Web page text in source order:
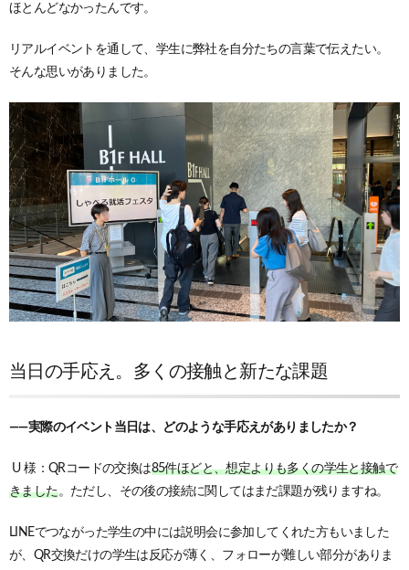
ほとんどなかったんです。
リアルイベントを通して、学生に弊社を自分たちの言葉で伝えたい。
そんな思いがありました。
当日の手応え。多くの接触と新たな課題
——実際のイベント当日は、どのような手応えがありましたか？
U 様：QRコードの交換は85件ほどと、想定よりも多くの学生と接触で
きました。 ただし、その後の接続に関してはまだ課題が残りますね。
LINEでつながった学生の中には説明会に参加してくれた方もいました
が、QR交換だけの学生は反応が薄く、フォローが難しい部分がありま